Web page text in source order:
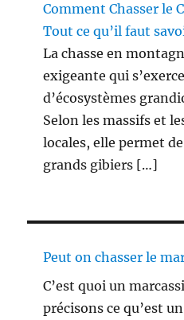
Comment Chasser le
Tout ce qu’il faut
La chasse en
exigeante qui
d’écosystèmes
Selon les massifs et
locales, elle permet
grands gibiers […]
Peut on chasser le
C’est quoi un
précisons ce qu’est